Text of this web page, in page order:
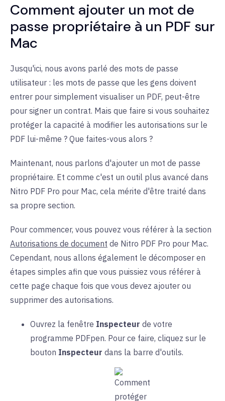
Comment ajouter un mot de
passe propriétaire à un PDF sur
Mac
Jusqu'ici, nous avons parlé des mots de passe
utilisateur : les mots de passe que les gens doivent
entrer pour simplement visualiser un PDF, peut-être
pour signer un contrat. Mais que faire si vous souhaitez
protéger la capacité à modifier les autorisations sur le
PDF lui-même ? Que faites-vous alors ?
Maintenant, nous parlons d'ajouter un mot de passe
propriétaire. Et comme c'est un outil plus avancé dans
Nitro PDF Pro pour Mac, cela mérite d'être traité dans
sa propre section.
Pour commencer, vous pouvez vous référer à la section
Autorisations de document de Nitro PDF Pro pour Mac.
Cependant, nous allons également le décomposer en
étapes simples afin que vous puissiez vous référer à
cette page chaque fois que vous devez ajouter ou
supprimer des autorisations.
Ouvrez la fenêtre Inspecteur de votre
programme PDFpen. Pour ce faire, cliquez sur le
bouton Inspecteur dans la barre d'outils.